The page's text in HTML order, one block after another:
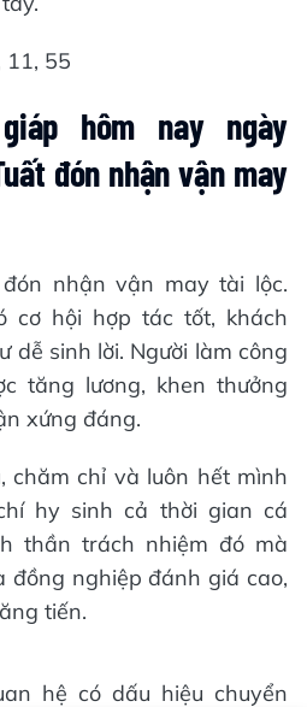
11, 55
hôm nay ngày
đón nhận vận may
nhận vận may tài lộc.
cơ hội hợp tác tốt, khách
dễ sinh lời. Người làm công
tăng lương, khen thưởng
xứng đáng.
chăm chỉ và luôn hết mình
hy sinh cả thời gian cá
thần trách nhiệm đó mà
đồng nghiệp đánh giá cao,
tiến.
hệ có dấu hiệu chuyển